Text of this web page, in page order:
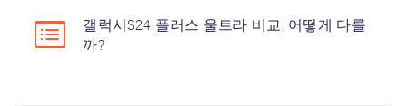
갤럭시S24 플러스 울트라 비교, 어떻게 다를
까?